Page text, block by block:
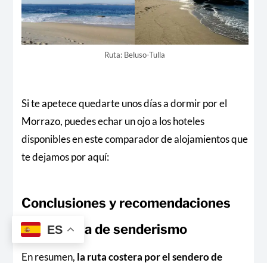
Ruta: Beluso-Tulla
Si te apetece quedarte unos días a dormir por el
Morrazo, puedes echar un ojo a los hoteles
disponibles en este comparador de alojamientos que
te dejamos por aquí:
Conclusiones y recomendaciones
para la ruta de senderismo
En resumen, la ruta costera por el sendero de
ES